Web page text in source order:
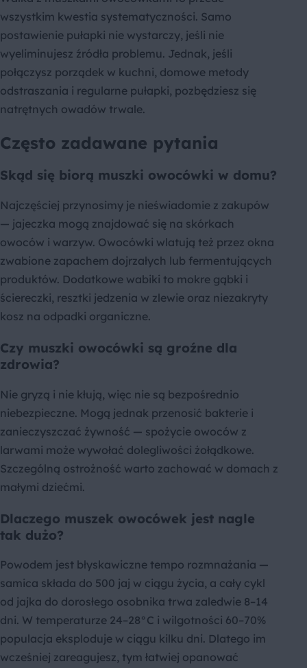
wszystkim kwestia systematyczności. Samo
postawienie pułapki nie wystarczy, jeśli nie
wyeliminujesz źródła problemu. Jednak, jeśli
połączysz porządek w kuchni, domowe metody
odstraszania i regularne pułapki, pozbędziesz się
natrętnych owadów trwale.
Często zadawane pytania
Skąd się biorą muszki owocówki w domu?
Najczęściej przynosimy je nieświadomie z zakupów
— jajeczka mogą znajdować się na skórkach
owoców i warzyw. Owocówki wlatują też przez okna
zwabione zapachem dojrzałych lub fermentujących
produktów. Dodatkowe wabiki to mokre gąbki i
ściereczki, resztki jedzenia w zlewie oraz niezakryty
kosz na odpadki organiczne.
Czy muszki owocówki są groźne dla
zdrowia?
Nie gryzą i nie kłują, więc nie są bezpośrednio
niebezpieczne. Mogą jednak przenosić bakterie i
zanieczyszczać żywność — spożycie owoców z
larwami może wywołać dolegliwości żołądkowe.
Szczególną ostrożność warto zachować w domach z
małymi dziećmi.
Dlaczego muszek owocówek jest nagle
tak dużo?
Powodem jest błyskawiczne tempo rozmnażania —
samica składa do 500 jaj w ciągu życia, a cały cykl
od jajka do dorosłego osobnika trwa zaledwie 8–14
dni. W temperaturze 24–28°C i wilgotności 60–70%
populacja eksploduje w ciągu kilku dni. Dlatego im
wcześniej zareagujesz, tym łatwiej opanować